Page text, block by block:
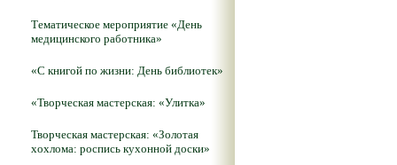
Тематическое мероприятие «День
медицинского работника»
«С книгой по жизни: День библиотек»
«Творческая мастерская: «Улитка»
Творческая мастерская: «Золотая
хохлома: роспись кухонной доски»